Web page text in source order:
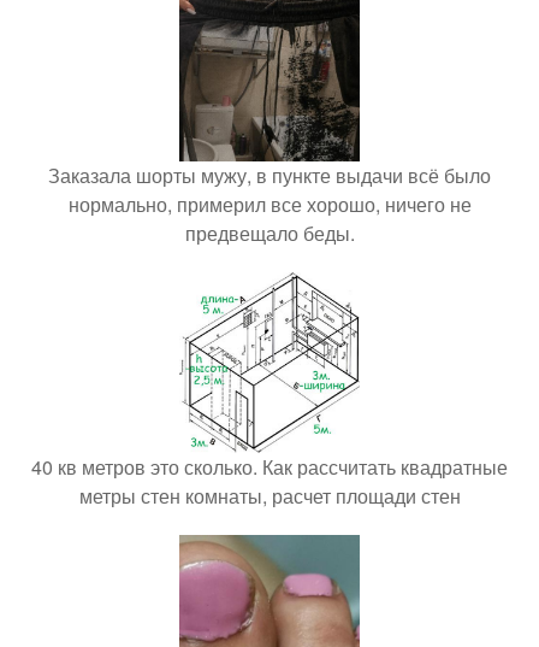
Заказала шорты мужу, в пункте выдачи всё было
нормально, примерил все хорошо, ничего не
предвещало беды.
40 кв метров это сколько. Как рассчитать квадратные
метры стен комнаты, расчет площади стен